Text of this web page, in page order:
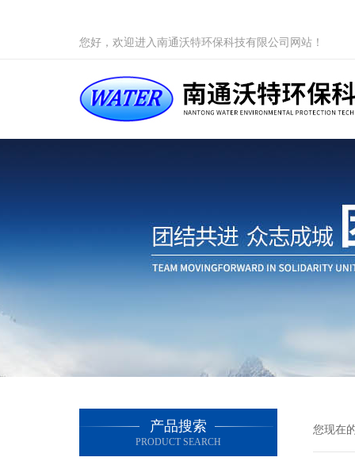
您好，欢迎进入南通沃特环保科技有限公司网站！
产品搜索
PRODUCT SEARCH
您现在